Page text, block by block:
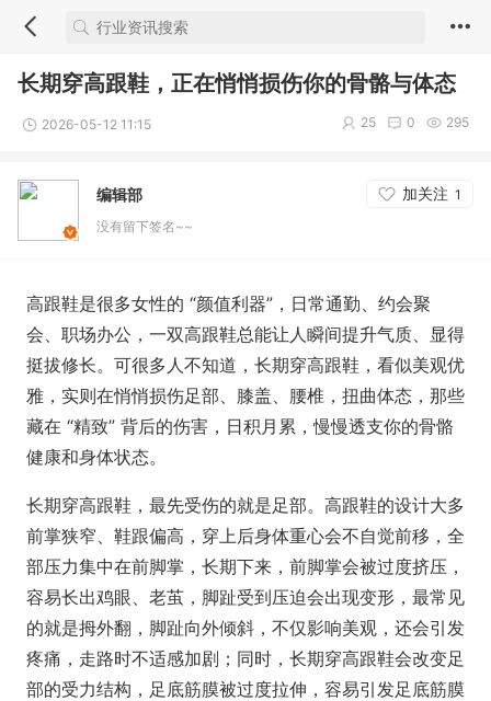
长期穿高跟鞋，正在悄悄损伤你的骨骼与体态
2026-05-12 11:15 295
0
25
编辑部 加关注 1
没有留下签名~~
高跟鞋是很多女性的 “颜值利器”，日常通勤、约会聚
会、职场办公，一双高跟鞋总能让人瞬间提升气质、显得
挺拔修长。可很多人不知道，长期穿高跟鞋，看似美观优
雅，实则在悄悄损伤足部、膝盖、腰椎，扭曲体态，那些
藏在 “精致” 背后的伤害，日积月累，慢慢透支你的骨骼
健康和身体状态。
长期穿高跟鞋，最先受伤的就是足部。高跟鞋的设计大多
前掌狭窄、鞋跟偏高，穿上后身体重心会不自觉前移，全
部压力集中在前脚掌，长期下来，前脚掌会被过度挤压，
容易长出鸡眼、老茧，脚趾受到压迫会出现变形，最常见
的就是拇外翻，脚趾向外倾斜，不仅影响美观，还会引发
疼痛，走路时不适感加剧；同时，长期穿高跟鞋会改变足
部的受力结构，足底筋膜被过度拉伸，容易引发足底筋膜